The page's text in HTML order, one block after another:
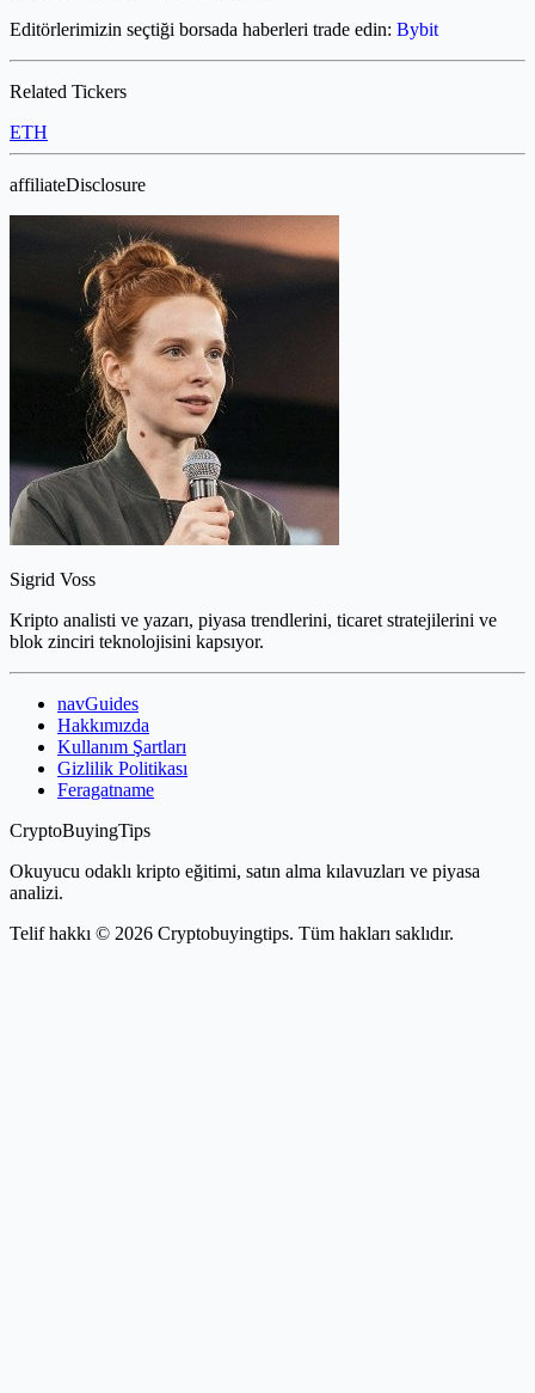
Editörlerimizin seçtiği borsada haberleri trade edin: Bybit
Related Tickers
ETH
affiliateDisclosure
Sigrid Voss
Kripto analisti ve yazarı, piyasa trendlerini, ticaret stratejilerini ve
blok zinciri teknolojisini kapsıyor.
navGuides
Hakkımızda
Kullanım Şartları
Gizlilik Politikası
Feragatname
CryptoBuyingTips
Okuyucu odaklı kripto eğitimi, satın alma kılavuzları ve piyasa
analizi.
Telif hakkı © 2026 Cryptobuyingtips. Tüm hakları saklıdır.